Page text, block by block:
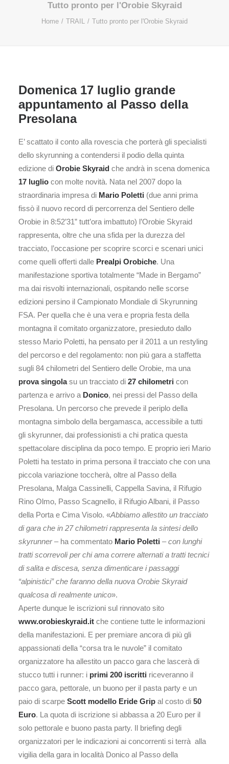
Tutto pronto per l'Orobie Skyraid
Home TRAIL Tutto pronto per l'Orobie Skyraid
Domenica 17 luglio grande
appuntamento al Passo della
Presolana
E’ scattato il conto alla rovescia che porterà gli specialisti
dello skyrunning a contendersi il podio della quinta
edizione di Orobie Skyraid che andrà in scena domenica
17 luglio con molte novità. Nata nel 2007 dopo la
straordinaria impresa di Mario Poletti (due anni prima
fissò il nuovo record di percorrenza del Sentiero delle
Orobie in 8:52’31” tutt’ora imbattuto) l’Orobie Skyraid
rappresenta, oltre che una sfida per la durezza del
tracciato, l’occasione per scoprire scorci e scenari unici
come quelli offerti dalle Prealpi Orobiche. Una
manifestazione sportiva totalmente “Made in Bergamo”
ma dai risvolti internazionali, ospitando nelle scorse
edizioni persino il Campionato Mondiale di Skyrunning
FSA. Per quella che è una vera e propria festa della
montagna il comitato organizzatore, presieduto dallo
stesso Mario Poletti, ha pensato per il 2011 a un restyling
del percorso e del regolamento: non più gara a staffetta
sugli 84 chilometri del Sentiero delle Orobie, ma una
prova singolasu un tracciato di 27 chilometri con
partenza e arrivo a Donico, nei pressi del Passo della
Presolana. Un percorso che prevede il periplo della
montagna simbolo della bergamasca, accessibile a tutti
gli skyrunner, dai professionisti a chi pratica questa
spettacolare disciplina da poco tempo. E proprio ieri Mario
Poletti ha testato in prima persona il tracciato che con una
piccola variazione toccherà, oltre al Passo della
Presolana, Malga Cassinelli, Cappella Savina, il Rifugio
Rino Olmo, Passo Scagnello, il Rifugio Albani, il Passo
della Porta e Cima Visolo. «Abbiamo allestito un tracciato
di gara che in 27 chilometri rappresenta la sintesi dello
skyrunner– ha commentato Mario Poletti –con lunghi
tratti scorrevoli per chi ama correre alternati a tratti tecnici
di salita e discesa, senza dimenticare i passaggi
“alpinistici” che faranno della nuova Orobie Skyraid
qualcosa di realmente unico».
Aperte dunque le iscrizioni sul rinnovato sito
www.orobieskyraid.it che contiene tutte le informazioni
della manifestazioni. E per premiare ancora di più gli
appassionati della “corsa tra le nuvole” il comitato
organizzatore ha allestito un pacco gara che lascerà di
stucco tutti i runner: i primi 200 iscritti riceveranno il
pacco gara, pettorale, un buono per il pasta party e un
paio di scarpe Scott modello Eride Grip al costo di 50
Euro. La quota di iscrizione si abbassa a 20 Euro per il
solo pettorale e buono pasta party. Il briefing degli
organizzatori per le indicazioni ai concorrenti si terrà alla
vigilia della gara in località Donico al Passo della